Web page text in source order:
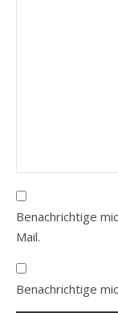
Benachrichtige
Mail.
Benachrichtige